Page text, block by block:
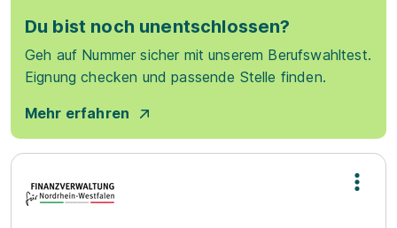
Du bist noch unentschlossen?
Geh auf Nummer sicher mit unserem Berufswahltest.
Eignung checken und passende Stelle finden.
Mehr erfahren